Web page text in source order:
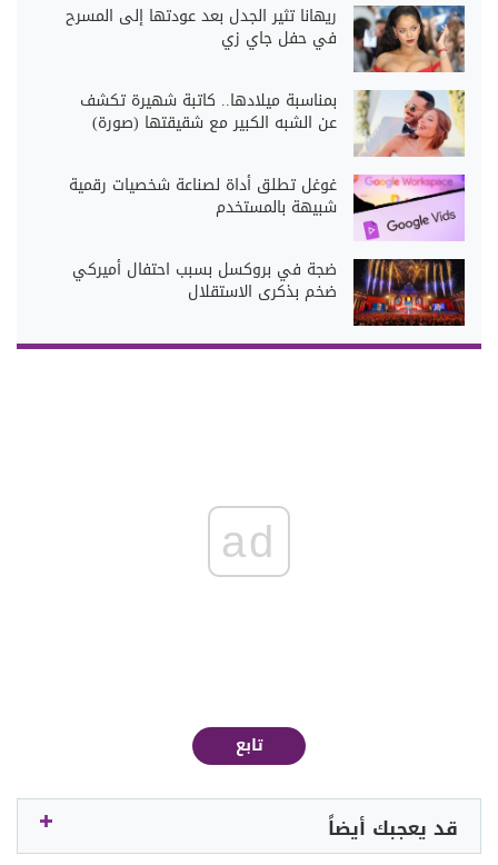
ريهانا تثير الجدل بعد عودتها إلى المسرح
في حفل جاي زي
بمناسبة ميلادها.. كاتبة شهيرة تكشف
عن الشبه الكبير مع شقيقتها (صورة)
غوغل تطلق أداة لصناعة شخصيات رقمية
شبيهة بالمستخدم
ضجة في بروكسل بسبب احتفال أميركي
ضخم بذكرى الاستقلال
ad
تابع
قد يعجبك أيضاً